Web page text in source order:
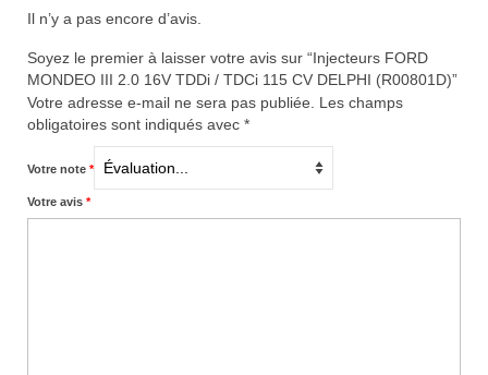
Il n’y a pas encore d’avis.
Soyez le premier à laisser votre avis sur “Injecteurs FORD
MONDEO III 2.0 16V TDDi / TDCi 115 CV DELPHI (R00801D)”
Votre adresse e-mail ne sera pas publiée.
Les champs
obligatoires sont indiqués avec *
Votre note *
Votre avis *